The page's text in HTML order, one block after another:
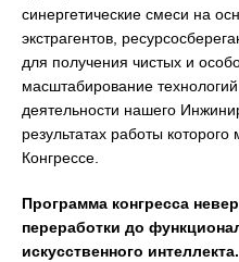
синергетические смеси на
экстрагентов,
для получения чистых и
масштабирование
деятельности нашего
результатах работы
Конгрессе.
Программа конгресса
переработки до
искусственного